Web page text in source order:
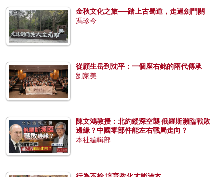
金秋文化之旅──踏上古蜀道，走過劍門關
馮珍今
從顧生岳到沈平：一個座右銘的兩代傳承
劉家美
陳文鴻教授：北約縱深空襲 俄羅斯瀕臨戰敗
邊緣？中國零部件能左右戰局走向？
本社編輯部